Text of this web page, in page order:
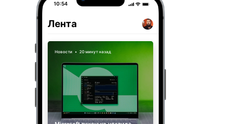
10:54
Лента
Новости • 20 минут назад